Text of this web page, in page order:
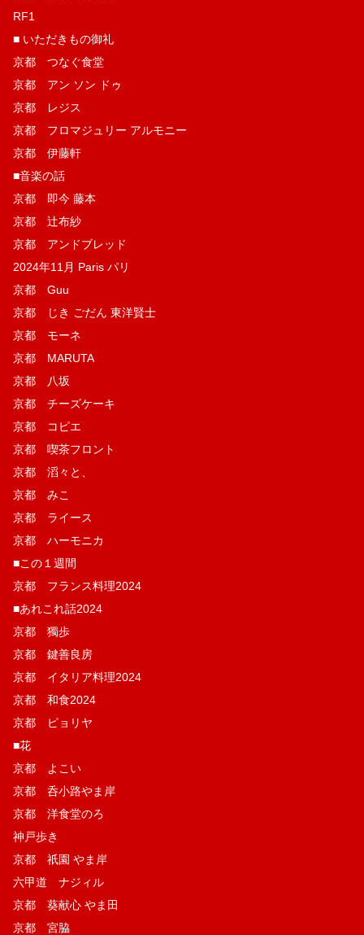
RF1
■ いただきもの御礼
京都 つなぐ食堂
京都 アン ソン ドゥ
京都 レジス
京都 フロマジュリー アルモニー
京都 伊藤軒
■音楽の話
京都 即今 藤本
京都 辻布紗
京都 アンドブレッド
2024年11月 Paris パリ
京都 Guu
京都 じき ごだん 東洋賢士
京都 モーネ
京都 MARUTA
京都 八坂
京都 チーズケーキ
京都 コピエ
京都 喫茶フロント
京都 滔々と、
京都 みこ
京都 ライース
京都 ハーモニカ
■この１週間
京都 フランス料理2024
■あれこれ話2024
京都 獨歩
京都 鍵善良房
京都 イタリア料理2024
京都 和食2024
京都 ピョリヤ
■花
京都 よこい
京都 呑小路やま岸
京都 洋食堂のろ
神戸歩き
京都 祇園 やま岸
六甲道 ナジィル
京都 葵献心 やま田
京都 宮脇